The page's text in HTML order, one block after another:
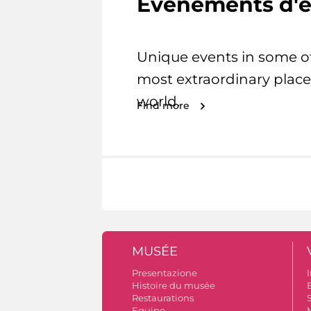
Unique events in some
most extraordinary
world.
Find more
MUSÉE
Presentazione
Histoire du musée
Restaurations